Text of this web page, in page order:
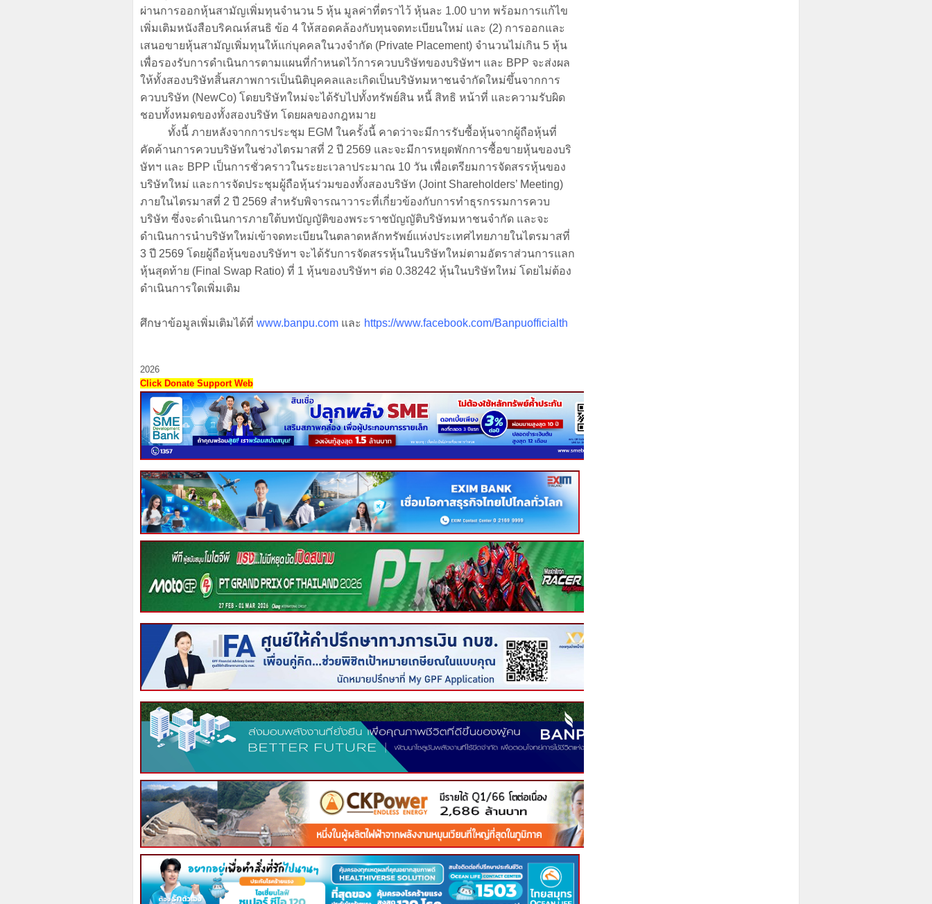
ผ่านการออกหุ้นสามัญเพิ่มทุนจำนวน 5 หุ้น มูลค่าที่ตราไว้ หุ้นละ 1.00 บาท พร้อมการแก้ไข
เพิ่มเติมหนังสือบริคณห์สนธิ ข้อ 4 ให้สอดคล้องกับทุนจดทะเบียนใหม่ และ (2) การออกและ
เสนอขายหุ้นสามัญเพิ่มทุนให้แก่บุคคลในวงจำกัด (Private Placement) จำนวนไม่เกิน 5 หุ้น
เพื่อรองรับการดำเนินการตามแผนที่กำหนดไว้การควบบริษัทของบริษัทฯ และ BPP จะส่งผล
ให้ทั้งสองบริษัทสิ้นสภาพการเป็นนิติบุคคลและเกิดเป็นบริษัทมหาชนจำกัดใหม่ขึ้นจากการ
ควบบริษัท (NewCo) โดยบริษัทใหม่จะได้รับไปทั้งทรัพย์สิน หนี้ สิทธิ หน้าที่ และความรับผิด
ชอบทั้งหมดของทั้งสองบริษัท โดยผลของกฎหมาย
ทั้งนี้ ภายหลังจากการประชุม EGM ในครั้งนี้ คาดว่าจะมีการรับซื้อหุ้นจากผู้ถือหุ้นที่
คัดค้านการควบบริษัทในช่วงไตรมาสที่ 2 ปี 2569 และจะมีการหยุดพักการซื้อขายหุ้นของบริ
ษัทฯ และ BPP เป็นการชั่วคราวในระยะเวลาประมาณ 10 วัน เพื่อเตรียมการจัดสรรหุ้นของ
บริษัทใหม่ และการจัดประชุมผู้ถือหุ้นร่วมของทั้งสองบริษัท (Joint Shareholders’ Meeting)
ภายในไตรมาสที่ 2 ปี 2569 สำหรับพิจารณาวาระที่เกี่ยวข้องกับการทำธุรกรรมการควบ
บริษัท ซึ่งจะดำเนินการภายใต้บทบัญญัติของพระราชบัญญัติบริษัทมหาชนจำกัด และจะ
ดำเนินการนำบริษัทใหม่เข้าจดทะเบียนในตลาดหลักทรัพย์แห่งประเทศไทยภายในไตรมาสที่
3 ปี 2569 โดยผู้ถือหุ้นของบริษัทฯ จะได้รับการจัดสรรหุ้นในบริษัทใหม่ตามอัตราส่วนการแลก
หุ้นสุดท้าย (Final Swap Ratio) ที่ 1 หุ้นของบริษัทฯ ต่อ 0.38242 หุ้นในบริษัทใหม่ โดยไม่ต้อง
ดำเนินการใดเพิ่มเติม
ศึกษาข้อมูลเพิ่มเติมได้ที่ www.banpu.com และ https://www.facebook.com/Banpuofficialth
2026
Click Donate Support Web